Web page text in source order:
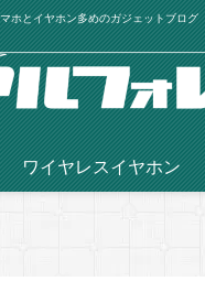
ホとイヤホン多めのガジェットブログ
ワイヤレスイヤホン